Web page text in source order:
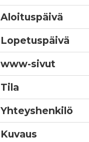
Aloituspäivä
Lopetuspäivä
www-sivut
Tila
Yhteyshenkilö
Kuvaus